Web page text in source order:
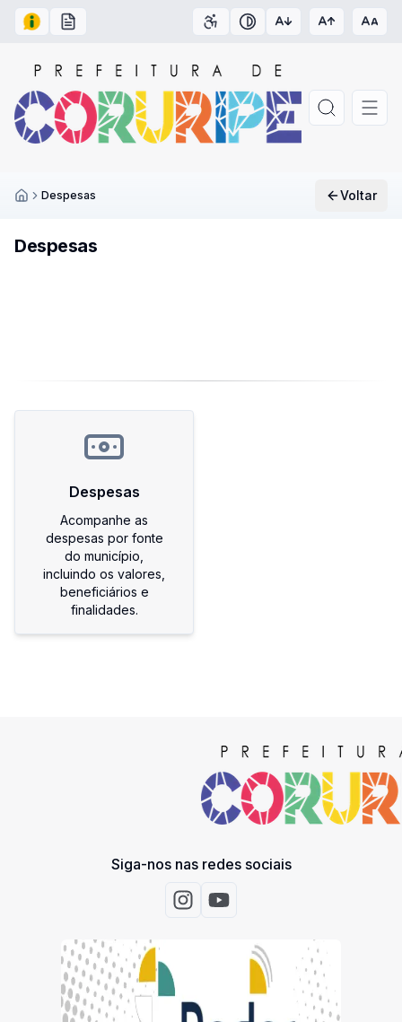
Acesso à Informação
Carta de Serviços Acessibilidade
Contraste
Despesas Voltar
Despesas
Despesas
Acompanhe as
despesas por fonte
do município,
incluindo os valores,
beneficiários e
finalidades.
Siga-nos nas redes sociais
Acessar Instagram
Acessar Youtube